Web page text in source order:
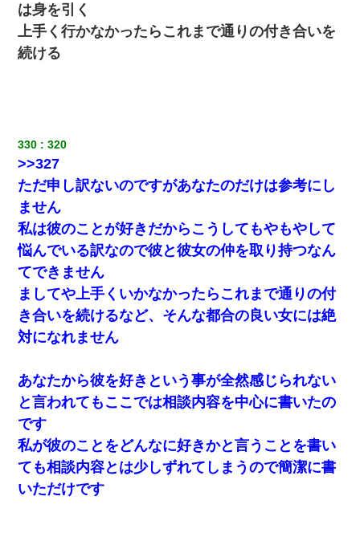
【身体で払わせて】女友達「ごめん、何も言わずにお金貸してく
ださい……」俺「いいよ！いくら？」女友達「10万円ぐら
い……」俺「ほい！10万！」→
旦那の元嫁「離婚したとはいえ、私が本来の妻。許可なく結婚す
るなんてどういう神経してるの？離婚届を記入して持って来い」
→笑いが止まらなくなり・・・
私「まとめ買いして冷凍ストックしてる」Ａ「ずるい！クレク
レ！」私「なんでよ」Ａ「ケーチ！バーカ！」→ 後日、Ａ旦那が
凸してきた
ずっとニートだと思ってた同居の義弟が投資で旦那より稼いでる
とか知らなかった…
【驚愕】私「今まで育てた分のお金返してね(冗談)」息子「はい、
3000万円」→数年後。私「妹が病気になったから援助して欲し
い」→
旦那が長男のDNA鑑定をしたら血縁関係0%だった。旦那「やっぱ
りウワキしてたんだな…」長男「俺は誰の子供なの？」長女・次
男「ウワキ女！」
クラスで一人無口で誰とも話さない男子がいた。→修学旅行に来
なかったその男子に女子達がお土産を渡した。5分後…
は身を引く
上手く行かなかったらこれまで通りの付き合いを
続ける
330 320
>>327
ただ申し訳ないのですがあなたのだけは参考にし
ません
私は彼のことが好きだからこうしてもやもやして
悩んでいる訳なので彼と彼女の仲を取り持つなん
てできません
ましてや上手くいかなかったらこれまで通りの付
き合いを続けるなど、そんな都合の良い女には絶
対になれません
あなたから彼を好きという事が全然感じられない
と言われてもここでは相談内容を中心に書いたの
です
私が彼のことをどんなに好きかと言うことを書い
ても相談内容とは少しずれてしまうので簡潔に書
いただけです